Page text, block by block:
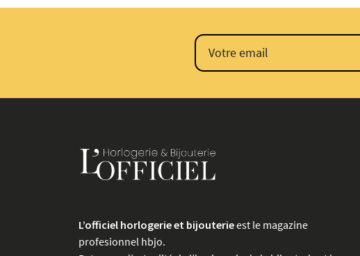
L’officiel horlogerie et bijouterieest le magazine
profesionnel hbjo.